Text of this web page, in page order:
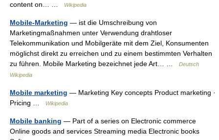
content on… …
Wikipedia
Mobile-Marketing — ist die Umschreibung von
Marketingmaßnahmen unter Verwendung drahtloser
Telekommunikation und Mobilgeräte mit dem Ziel, Konsumenten
möglichst direkt zu erreichen und zu einem bestimmten Verhalten
zu führen. Mobile Marketing bezeichnet jede Art… …
Deutsch
Wikipedia
Mobile marketing — Marketing Key concepts Product marketing ·
Pricing …
Wikipedia
Mobile banking — Part of a series on Electronic commerce
Online goods and services Streaming media Electronic books